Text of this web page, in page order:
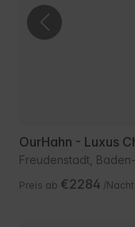
OurHahn - Luxus
Freudenstadt,
Preis ab €2284 /Nacht